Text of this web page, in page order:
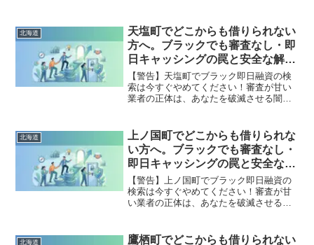
長万部町で違法業者を避け、借金地獄か
ら抜け出した方々の実体験と確実な解決
策を完全公開。
北海道
天塩町でどこからも借りられない
方へ。ブラックでも審査なし・即
日キャッシングの罠と安全な解決
策
【警告】天塩町でブラック即日融資の検
索は今すぐやめてください！審査が甘い
業者の正体は、あなたを破滅させる闇金
町で違法業者を避け、借金地獄から抜け
出した方々の実体験と確実な解決策を完
全公開。
北海道
上ノ国町でどこからも借りられな
い方へ。ブラックでも審査なし・
即日キャッシングの罠と安全な解
決策
【警告】上ノ国町でブラック即日融資の
検索は今すぐやめてください！審査が甘
い業者の正体は、あなたを破滅させる闇
上ノ国町で違法業者を避け、借金地獄か
北海道
鷹栖町でどこからも借りられない